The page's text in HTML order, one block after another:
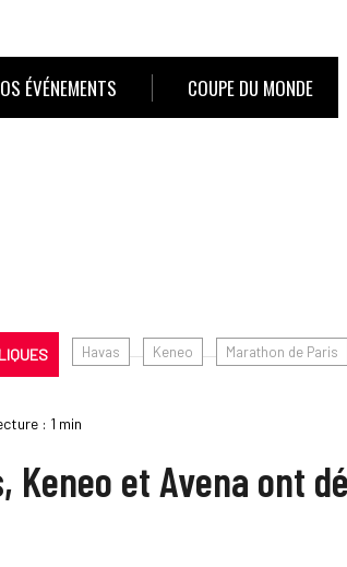
ÉVÉNEMENTS COUPE DU MONDE
Havas Keneo Marathon de Paris
: 1 min
Keneo et Avena ont